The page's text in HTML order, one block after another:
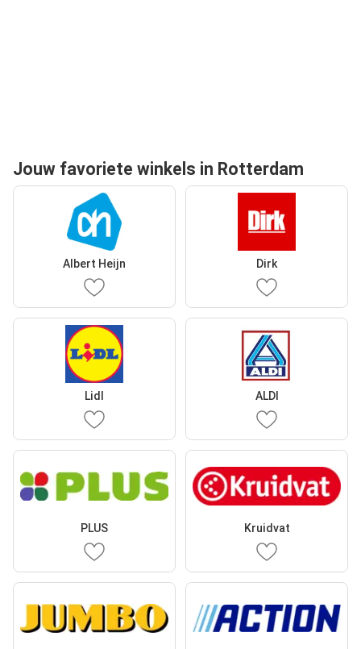
Jouw favoriete winkels in Rotterdam
Albert Heijn Dirk
Lidl ALDI
PLUS Kruidvat